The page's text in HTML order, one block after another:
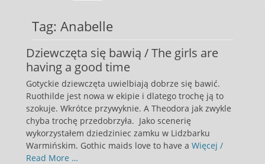
Tag: Anabelle
Dziewczęta się bawią / The girls are
having a good time
Gotyckie dziewczęta uwielbiają dobrze się bawić.
Ruothilde jest nowa w ekipie i dlatego trochę ją to
szokuje. Wkrótce przywyknie. A Theodora jak zwykle
chyba trochę przedobrzyła. Jako scenerię
wykorzystałem dziedziniec zamku w Lidzbarku
Warmińskim. Gothic maids love to have a Więcej /
Read More …